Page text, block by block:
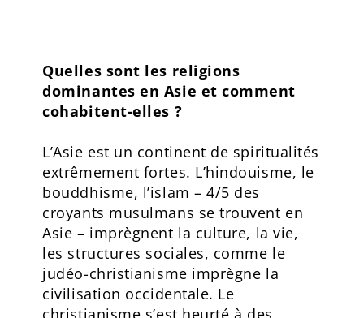
Quelles sont les religions
dominantes en Asie et comment
cohabitent-elles ?
L’Asie est un continent de spiritualités
extrêmement fortes. L’hindouisme, le
bouddhisme, l’islam – 4/5 des
croyants musulmans se trouvent en
Asie – imprègnent la culture, la vie,
les structures sociales, comme le
judéo-christianisme imprègne la
civilisation occidentale. Le
christianisme s’est heurté à des